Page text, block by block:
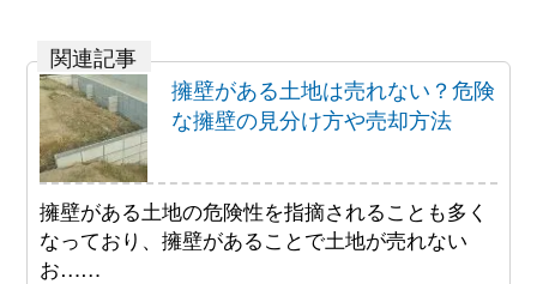
擁壁がある土地は売れない？危険
な擁壁の見分け方や売却方法
擁壁がある土地の危険性を指摘されることも多く
なっており、擁壁があることで土地が売れない
お……